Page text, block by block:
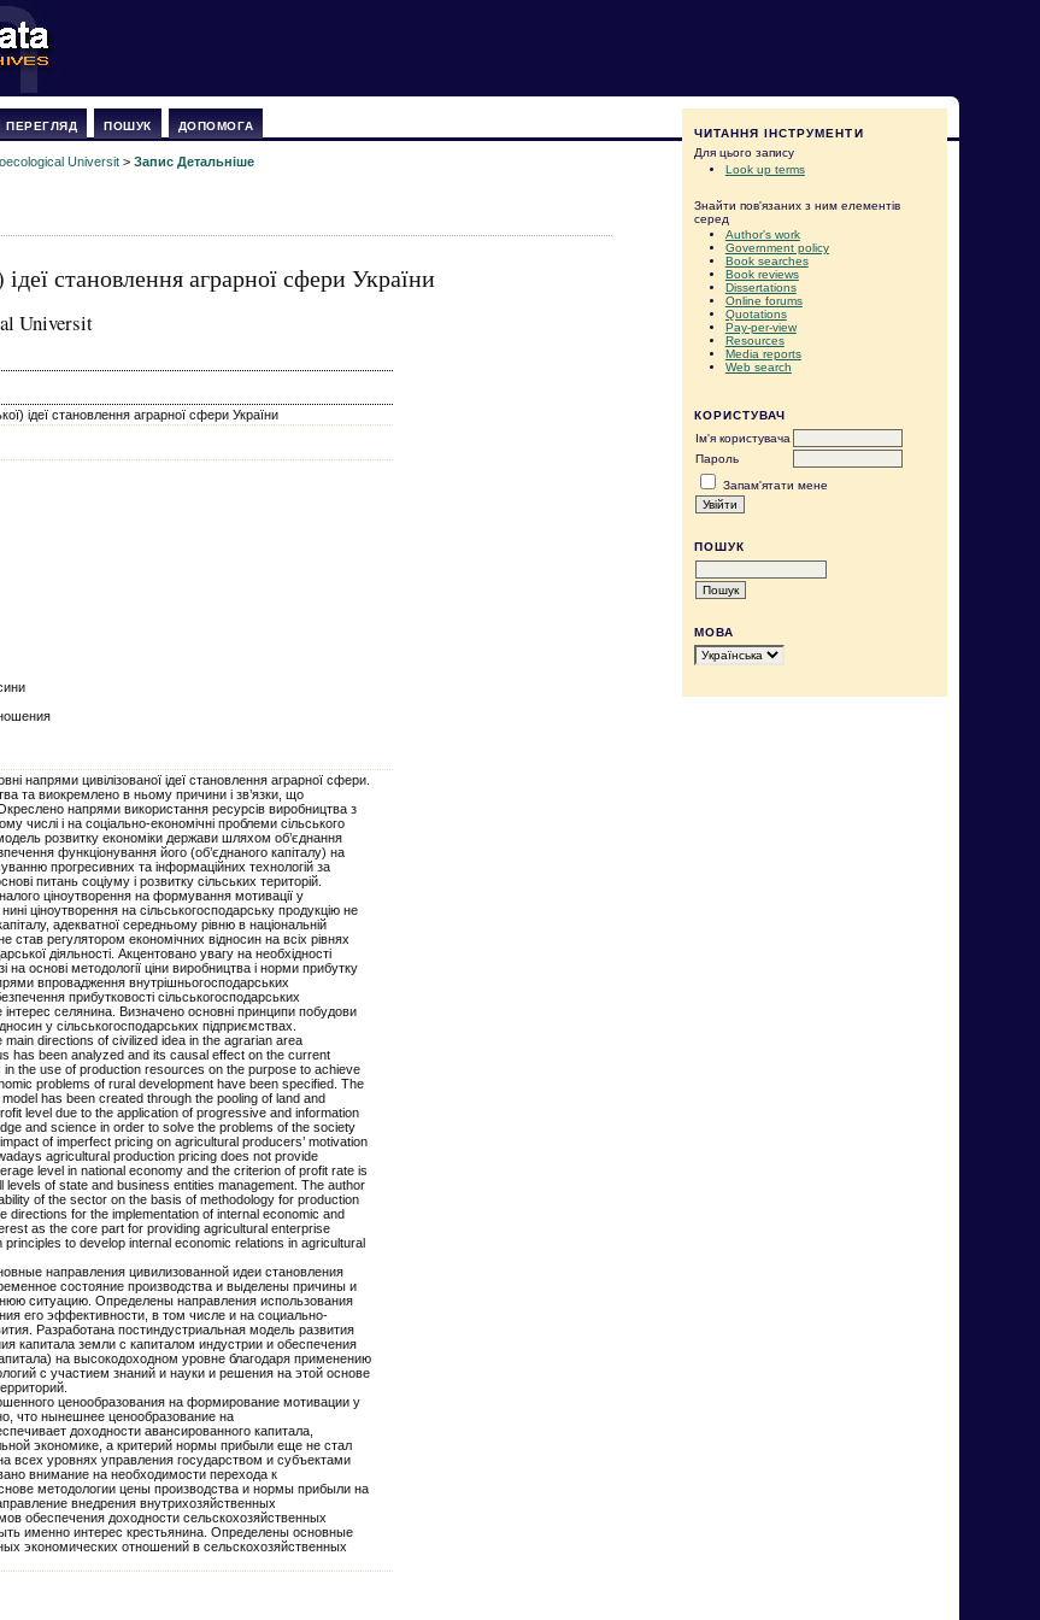
ЧИТАННЯ ІНСТРУМЕНТИ
Для цього запису
Look up terms
Знайти пов'язаних з ним елементів
серед
Author's work
Government policy
Book searches
Book reviews
Dissertations
Online forums
Quotations
Pay-per-view
Resources
Media reports
Web search
КОРИСТУВАЧ
Ім'я користувача
Пароль
Запам'ятати мене
ПОШУК
МОВА
ПЕРЕГЛЯД ПОШУК ДОПОМОГА
Universit >Запис Детальніше
становлення аграрної сфери України
Universit
ідеї становлення аграрної сфери України
напрями цивілізованої ідеї становлення аграрної сфери.
та виокремлено в ньому причини і зв’язки, що
напрями використання ресурсів виробництва з
числі і на соціально-економічні проблеми сільського
розвитку економіки держави шляхом об’єднання
функціонування його (об’єднаного капіталу) на
прогресивних та інформаційних технологій за
питань соціуму і розвитку сільських територій.
ціноутворення на формування мотивації у
ціноутворення на сільськогосподарську продукцію не
адекватної середньому рівню в національній
став регулятором економічних відносин на всіх рівнях
діяльності. Акцентовано увагу на необхідності
основі методології ціни виробництва і норми прибутку
впровадження внутрішньогосподарських
прибутковості сільськогосподарських
селянина. Визначено основні принципи побудови
у сільськогосподарських підприємствах.
directions of civilized idea in the agrarian area
has been analyzed and its causal effect on the current
the use of production resources on the purpose to achieve
problems of rural development have been specified. The
has been created through the pooling of land and
level due to the application of progressive and information
and science in order to solve the problems of the society
of imperfect pricing on agricultural producers’ motivation
agricultural production pricing does not provide
level in national economy and the criterion of profit rate is
of state and business entities management. The author
of the sector on the basis of methodology for production
directions for the implementation of internal economic and
as the core part for providing agricultural enterprise
to develop internal economic relations in agricultural
направления цивилизованной идеи становления
состояние производства и выделены причины и
ситуацию. Определены направления использования
его эффективности, в том числе и на социально-
Разработана постиндустриальная модель развития
капитала земли с капиталом индустрии и обеспечения
на высокодоходном уровне благодаря применению
с участием знаний и науки и решения на этой основе
ценообразования на формирование мотивации у
что нынешнее ценообразование на
доходности авансированного капитала,
экономике, а критерий нормы прибыли еще не стал
всех уровнях управления государством и субъектами
внимание на необходимости перехода к
методологии цены производства и нормы прибыли на
внедрения внутрихозяйственных
обеспечения доходности сельскохозяйственных
именно интерес крестьянина. Определены основные
экономических отношений в сельскохозяйственных